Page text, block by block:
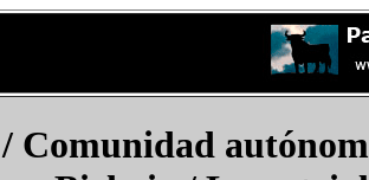
/ Comunidad